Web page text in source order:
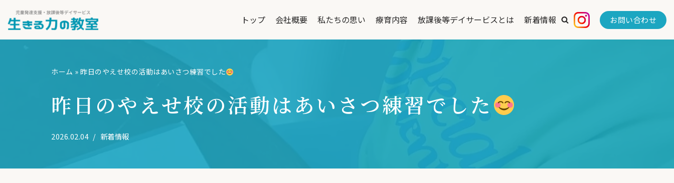
コ
ン
トップ 会社概要 私たちの思い 療育内容 放課後等デイサービスとは 新着情報 お問い合わせ
ホーム » 昨日のやえせ校の活動はあいさつ練習でした
昨日のやえせ校の活動はあいさつ練習でした
2026.02.04 新着情報